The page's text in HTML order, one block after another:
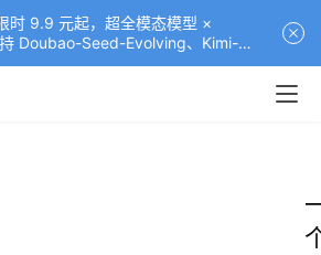
时 9.9 元起，超全模态模型 ×
Doubao-Seed-Evolving、Kimi-